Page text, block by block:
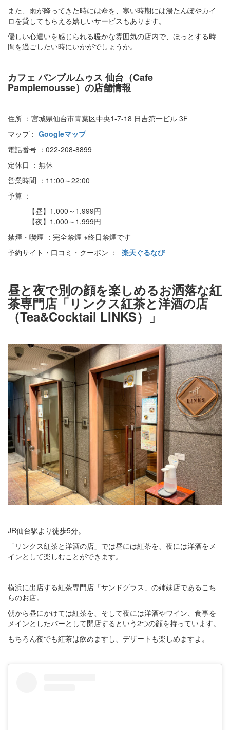
また、雨が降ってきた時には傘を、寒い時期には湯たんぽやカイ
ロを貸してもらえる嬉しいサービスもあります。
優しい心遣いを感じられる暖かな雰囲気の店内で、ほっとする時
間を過ごしたい時にいかがでしょうか。
カフェ パンプルムゥス 仙台（Cafe
Pamplemousse）の店舗情報
住所 ：宮城県仙台市青葉区中央1-7-18 日吉第一ビル 3F
マップ： Googleマップ
電話番号 ：022-208-8899
定休日 ：無休
営業時間 ：11:00～22:00
予算 ：
【昼】1,000～1,999円
【夜】1,000～1,999円
禁煙・喫煙 ：完全禁煙 ※終日禁煙です
予約サイト・口コミ・クーポン ： 楽天ぐるなび
昼と夜で別の顔を楽しめるお洒落な紅
茶専門店「リンクス紅茶と洋酒の店
（Tea&Cocktail LINKS）」
JR仙台駅より徒歩5分。
「リンクス紅茶と洋酒の店」では昼には紅茶を、夜には洋酒をメ
インとして楽しむことができます。
横浜に出店する紅茶専門店「サンドグラス」の姉妹店であるこち
らのお店。
朝から昼にかけては紅茶を、そして夜には洋酒やワイン、食事を
メインとしたバーとして開店するという2つの顔を持っています。
もちろん夜でも紅茶は飲めますし、デザートも楽しめますよ。